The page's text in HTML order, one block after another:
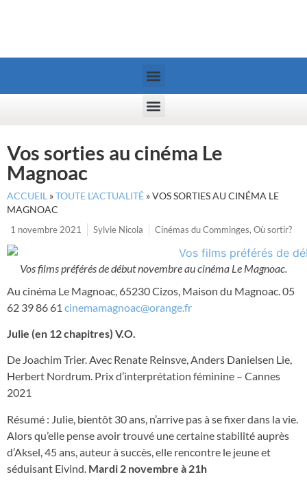
Vos sorties au cinéma Le
Magnoac
ACCUEIL »TOUTE L’ACTUALITÉ »VOS SORTIES AU CINÉMA LE
MAGNOAC
1 novembre 2021
Sylvie Nicola Cinémas du Comminges, Où sortir?
Vos films préférés de début novembre au cinéma Le Magnoac.
Au cinéma Le Magnoac, 65230 Cizos, Maison du Magnoac. 05
62 39 86 61 cinemamagnoac@orange.fr
Julie (en 12 chapitres) V.O.
De Joachim Trier. Avec Renate Reinsve, Anders Danielsen Lie,
Herbert Nordrum. Prix d’interprétation féminine – Cannes
2021
Résumé : Julie, bientôt 30 ans, n’arrive pas à se fixer dans la vie.
Alors qu’elle pense avoir trou­vé une certaine stabilité auprès
d’Aksel, 45 ans, auteur à succès, elle rencontre le jeune et
séduisant Eivind. Mardi 2 novembre à 21h